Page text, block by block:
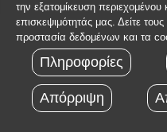
την εξατομίκευση
επισκεψιμότητάς μας. Δείτε
προστασία δεδομένων και τα
Πληροφορίες
Απόρριψη